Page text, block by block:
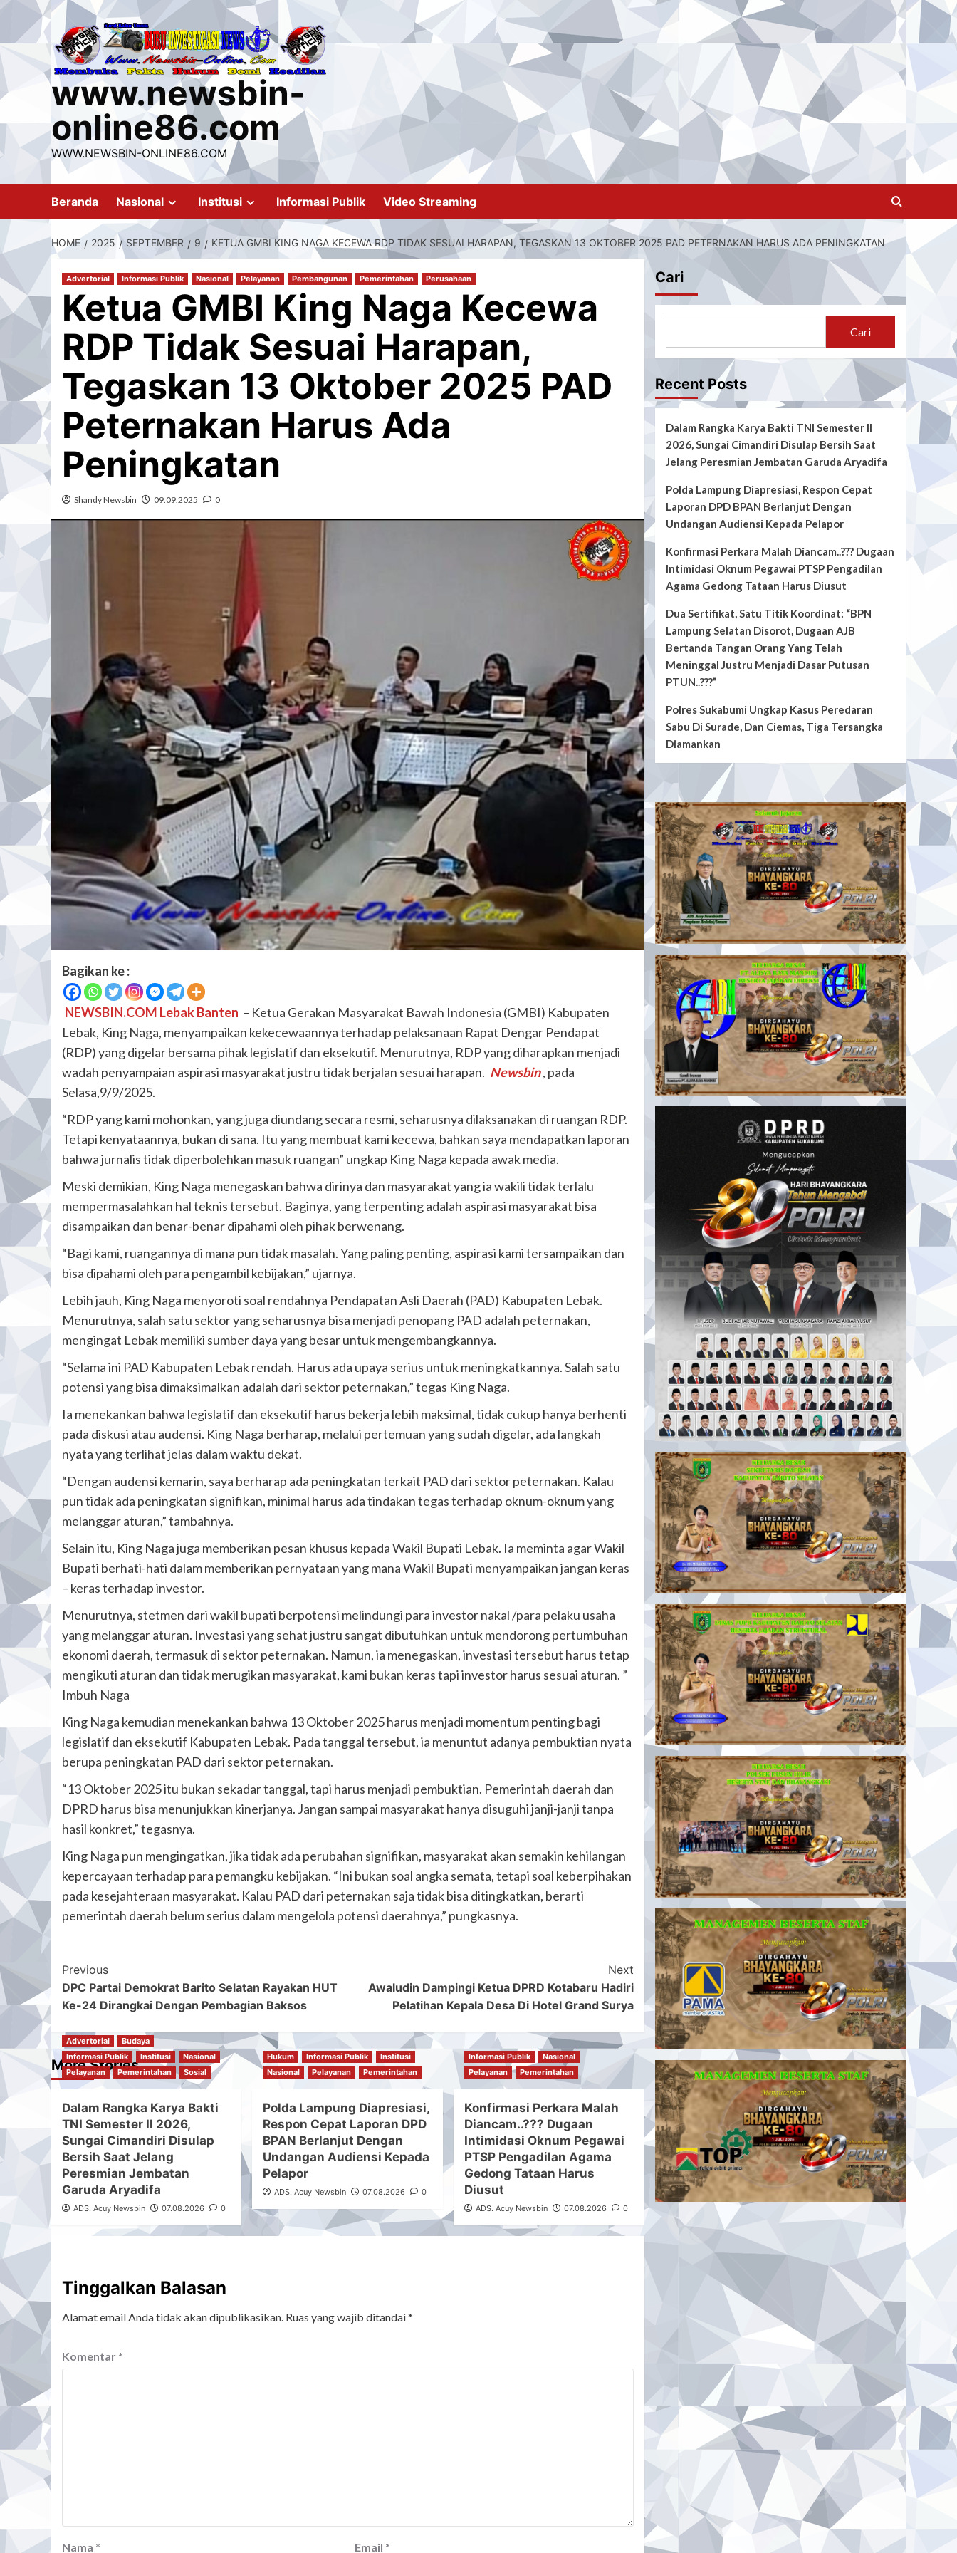
content
www.newsbin-
online86.com
WWW.NEWSBIN-ONLINE86.COM
Beranda Nasional Institusi Informasi Publik Video Streaming
HOME 2025 SEPTEMBER 9 KETUA GMBI KING NAGA KECEWA RDP TIDAK SESUAI HARAPAN, TEGASKAN 13 OKTOBER 2025 PAD PETERNAKAN HARUS ADA PENINGKATAN
Advertorial Informasi Publik Nasional Pelayanan Pembangunan Pemerintahan Perusahaan
Ketua GMBI King Naga Kecewa
RDP Tidak Sesuai Harapan,
Tegaskan 13 Oktober 2025 PAD
Peternakan Harus Ada
Peningkatan
Shandy Newsbin 09.09.2025 0
Bagikan ke :
NEWSBIN.COM Lebak Banten – Ketua Gerakan Masyarakat Bawah Indonesia (GMBI) Kabupaten
Lebak, King Naga, menyampaikan kekecewaannya terhadap pelaksanaan Rapat Dengar Pendapat
(RDP) yang digelar bersama pihak legislatif dan eksekutif. Menurutnya, RDP yang diharapkan menjadi
wadah penyampaian aspirasi masyarakat justru tidak berjalan sesuai harapan. Newsbin , pada
Selasa,9/9/2025.
“RDP yang kami mohonkan, yang juga diundang secara resmi, seharusnya dilaksanakan di ruangan RDP.
Tetapi kenyataannya, bukan di sana. Itu yang membuat kami kecewa, bahkan saya mendapatkan laporan
bahwa jurnalis tidak diperbolehkan masuk ruangan” ungkap King Naga kepada awak media.
Meski demikian, King Naga menegaskan bahwa dirinya dan masyarakat yang ia wakili tidak terlalu
mempermasalahkan hal teknis tersebut. Baginya, yang terpenting adalah aspirasi masyarakat bisa
disampaikan dan benar-benar dipahami oleh pihak berwenang.
“Bagi kami, ruangannya di mana pun tidak masalah. Yang paling penting, aspirasi kami tersampaikan dan
bisa dipahami oleh para pengambil kebijakan,” ujarnya.
Lebih jauh, King Naga menyoroti soal rendahnya Pendapatan Asli Daerah (PAD) Kabupaten Lebak.
Menurutnya, salah satu sektor yang seharusnya bisa menjadi penopang PAD adalah peternakan,
mengingat Lebak memiliki sumber daya yang besar untuk mengembangkannya.
“Selama ini PAD Kabupaten Lebak rendah. Harus ada upaya serius untuk meningkatkannya. Salah satu
potensi yang bisa dimaksimalkan adalah dari sektor peternakan,” tegas King Naga.
Ia menekankan bahwa legislatif dan eksekutif harus bekerja lebih maksimal, tidak cukup hanya berhenti
pada diskusi atau audensi. King Naga berharap, melalui pertemuan yang sudah digelar, ada langkah
nyata yang terlihat jelas dalam waktu dekat.
“Dengan audensi kemarin, saya berharap ada peningkatan terkait PAD dari sektor peternakan. Kalau
pun tidak ada peningkatan signifikan, minimal harus ada tindakan tegas terhadap oknum-oknum yang
melanggar aturan,” tambahnya.
Selain itu, King Naga juga memberikan pesan khusus kepada Wakil Bupati Lebak. Ia meminta agar Wakil
Bupati berhati-hati dalam memberikan pernyataan yang mana Wakil Bupati menyampaikan jangan keras
– keras terhadap investor.
Menurutnya, stetmen dari wakil bupati berpotensi melindungi para investor nakal /para pelaku usaha
yang melanggar aturan. Investasi yang sehat justru sangat dibutuhkan untuk mendorong pertumbuhan
ekonomi daerah, termasuk di sektor peternakan. Namun, ia menegaskan, investasi tersebut harus tetap
mengikuti aturan dan tidak merugikan masyarakat, kami bukan keras tapi investor harus sesuai aturan. ”
Imbuh Naga
King Naga kemudian menekankan bahwa 13 Oktober 2025 harus menjadi momentum penting bagi
legislatif dan eksekutif Kabupaten Lebak. Pada tanggal tersebut, ia menuntut adanya pembuktian nyata
berupa peningkatan PAD dari sektor peternakan.
“13 Oktober 2025 itu bukan sekadar tanggal, tapi harus menjadi pembuktian. Pemerintah daerah dan
DPRD harus bisa menunjukkan kinerjanya. Jangan sampai masyarakat hanya disuguhi janji-janji tanpa
hasil konkret,” tegasnya.
King Naga pun mengingatkan, jika tidak ada perubahan signifikan, masyarakat akan semakin kehilangan
kepercayaan terhadap para pemangku kebijakan. “Ini bukan soal angka semata, tetapi soal keberpihakan
pada kesejahteraan masyarakat. Kalau PAD dari peternakan saja tidak bisa ditingkatkan, berarti
pemerintah daerah belum serius dalam mengelola potensi daerahnya,” pungkasnya.
Post
Navigation
Previous
DPC Partai Demokrat Barito Selatan Rayakan HUT
Ke-24 Dirangkai Dengan Pembagian Baksos
Next
Awaludin Dampingi Ketua DPRD Kotabaru Hadiri
Pelatihan Kepala Desa Di Hotel Grand Surya
More Stories
Advertorial
Budaya
Informasi Publik
Institusi
Nasional
Pelayanan
Pemerintahan Sosial
Dalam Rangka Karya Bakti
TNI Semester II 2026,
Sungai Cimandiri Disulap
Bersih Saat Jelang
Peresmian Jembatan
Garuda Aryadifa
ADS. Acuy Newsbin 07.08.2026 0
Hukum Informasi Publik
Institusi
Nasional
Pelayanan Pemerintahan
Polda Lampung Diapresiasi,
Respon Cepat Laporan DPD
BPAN Berlanjut Dengan
Undangan Audiensi Kepada
Pelapor
ADS. Acuy Newsbin 07.08.2026 0
Informasi Publik
Nasional
Pelayanan
Pemerintahan
Konfirmasi Perkara Malah
Diancam..??? Dugaan
Intimidasi Oknum Pegawai
PTSP Pengadilan Agama
Gedong Tataan Harus
Diusut
ADS. Acuy Newsbin 07.08.2026 0
Tinggalkan Balasan
Alamat email Anda tidak akan dipublikasikan. Ruas yang wajib ditandai*
Komentar *
Nama * Email *
Cari
Cari
Recent Posts
Dalam Rangka Karya Bakti TNI Semester II
2026, Sungai Cimandiri Disulap Bersih Saat
Jelang Peresmian Jembatan Garuda Aryadifa
Polda Lampung Diapresiasi, Respon Cepat
Laporan DPD BPAN Berlanjut Dengan
Undangan Audiensi Kepada Pelapor
Konfirmasi Perkara Malah Diancam..??? Dugaan
Intimidasi Oknum Pegawai PTSP Pengadilan
Agama Gedong Tataan Harus Diusut
Dua Sertifikat, Satu Titik Koordinat: “BPN
Lampung Selatan Disorot, Dugaan AJB
Bertanda Tangan Orang Yang Telah
Meninggal Justru Menjadi Dasar Putusan
PTUN..???”
Polres Sukabumi Ungkap Kasus Peredaran
Sabu Di Surade, Dan Ciemas, Tiga Tersangka
Diamankan